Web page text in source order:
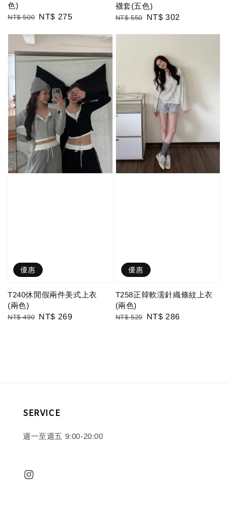
色)
Regular
NT$ 500 Sale
NT$ 275
襪套(五色)
Regular
NT$ 550
Sale
NT$ 302
優惠
T240休閒假兩件美式上衣
(兩色)
Regular
NT$ 490 Sale
NT$ 269
優惠
T258正韓軟濡針織條紋上衣
(兩色)
Regular
NT$ 520
Sale
NT$ 286
SERVICE
週一至週五 9:00-20:00